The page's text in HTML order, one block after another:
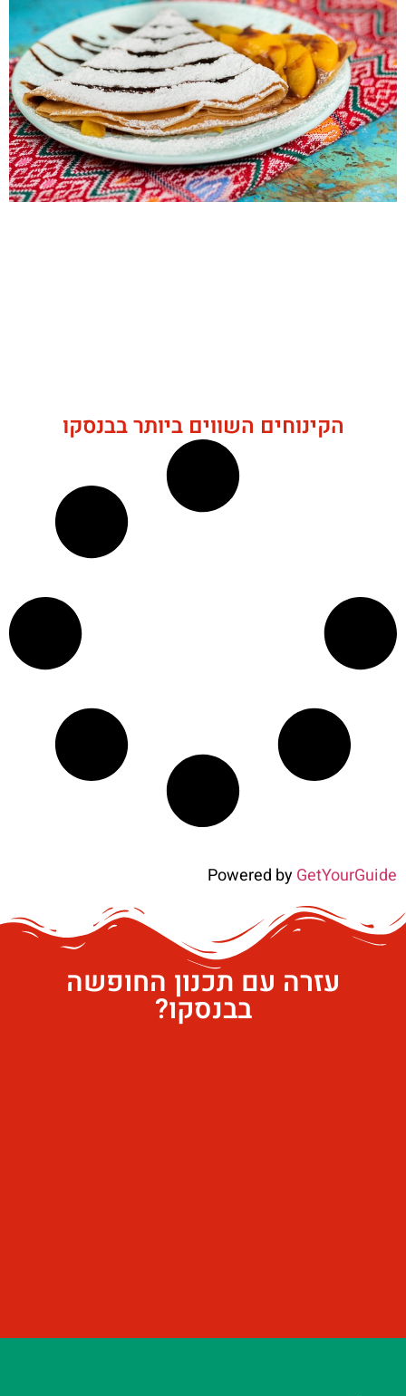
הקינוחים השווים ביותר בבנסקו
Powered byGetYourGuide
עזרה עם תכנון החופשה
בבנסקו?